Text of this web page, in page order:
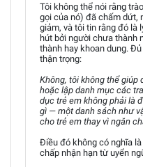
Tôi không thể nói rằng
gọi của nó) đã chấm dứt,
giảm, và tôi tin rằng đó là
hút bởi người chưa thành
thành hay khoan dung.
thận trọng:
Không, tôi không thể
hoặc lập danh mục các
dục trẻ em không phải là
gì — một danh sách như
cho trẻ em thay vì ngăn
Điều đó không có nghĩa
chấp nhận hạn từ uyển